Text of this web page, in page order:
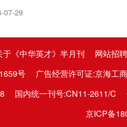
07-29
于《中华英才》半月刊 网站招聘
号
广告经营许可证:京海工
国内统一刊号:CN11-2611/C
京ICP备